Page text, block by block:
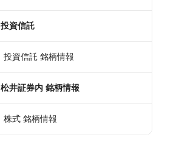
投資信託
投資信託 銘柄情報
松井証券内 銘柄情報
株式 銘柄情報